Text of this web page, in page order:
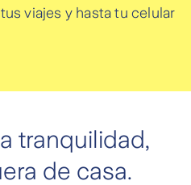
viajes y hasta tu celular
tranquilidad,
de casa.